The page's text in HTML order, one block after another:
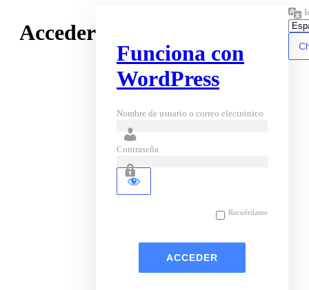
Acceder
Funciona con
WordPress
Nombre de usuario o correo electrónico
Contraseña
Recuérdame